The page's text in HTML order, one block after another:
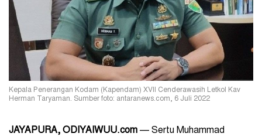
Kepala Penerangan Kodam (Kapendam) XVII Cenderawasih Letkol Kav
Herman Taryaman. Sumber foto: antaranews.com, 6 Juli 2022
JAYAPURA, ODIYAIWUU.com — Sertu Muhammad